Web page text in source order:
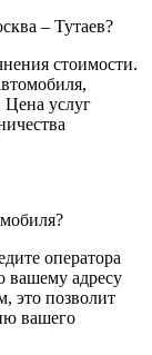
– Тутаев?
стоимости.
Цена услуг
оператора
вашему адресу
это позволит
вашего